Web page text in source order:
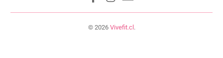
© 2026 Vivefit.cl .